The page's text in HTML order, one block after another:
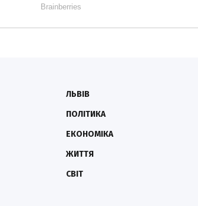
ЛЬВІВ
ПОЛІТИКА
ЕКОНОМІКА
ЖИТТЯ
СВІТ